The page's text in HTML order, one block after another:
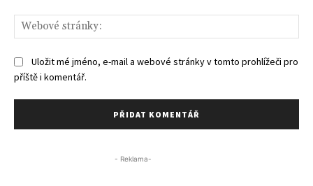
Uložit mé jméno, e-mail a webové stránky v tomto prohlížeči pro
příště i komentář.
- Reklama-